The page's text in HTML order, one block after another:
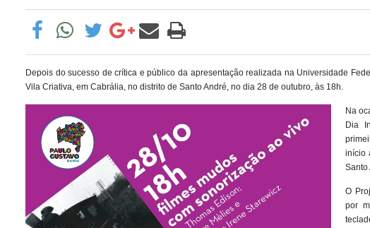
Depois do sucesso de crítica e público da apresentação realizada na Universidade
Vila Criativa, em Cabrália, no distrito de Santo André, no dia 28 de outubro, às 18h.
Na
Dia
início
Santo
O
por